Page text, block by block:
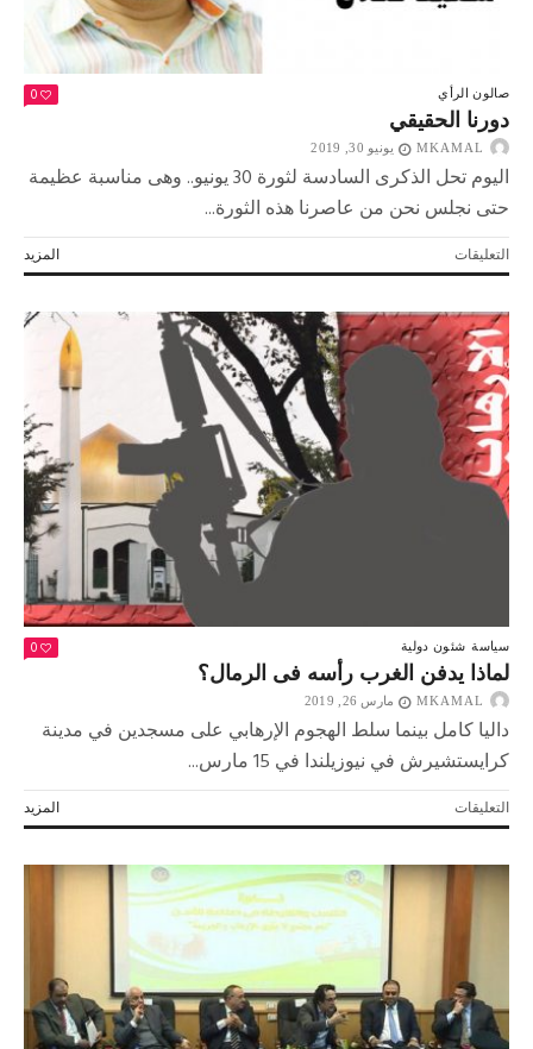
صالون الرأي 0
دورنا الحقيقي
MKAMAL يونيو 30, 2019
اليوم تحل الذكرى السادسة لثورة 30 يونيو.. وهى مناسبة عظيمة
حتى نجلس نحن من عاصرنا هذه الثورة...
المزيد التعليقاتعلى
دورنا
مغلقة
سياسة شئون دولية 0
لماذا يدفن الغرب رأسه فى الرمال؟
MKAMAL مارس 26, 2019
داليا كامل بينما سلط الهجوم الإرهابي على مسجدين في مدينة
كرايستشيرش في نيوزيلندا في 15 مارس...
المزيد التعليقاتعلى
لماذا
الغرب